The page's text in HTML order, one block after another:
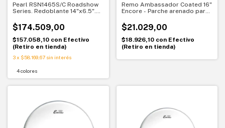
Pearl RSN1465S/C Roadshow
Series. Redoblante 14"x6.5".
estudiar
$174.509,00
$157.058,10 con Efectivo
(Retiro en tienda)
3x $58.169,67 sin interés
4 colores
Remo Ambassador Coated 16"
Encore - Parche arenado para
$21.029,00
$18.926,10 con Efectivo
(Retiro en tienda)